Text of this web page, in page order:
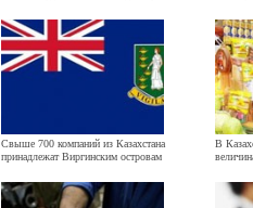
Свыше 700 компаний из Казахстана
принадлежат Виргинским островам
В